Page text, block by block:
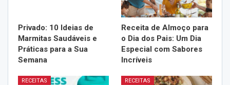
Privado: 10 Ideias de
Marmitas Saudáveis e
Práticas para a Sua
Semana
Receita de Almoço para
o Dia dos Pais: Um Dia
Especial com Sabores
Incríveis
RECEITAS RECEITAS